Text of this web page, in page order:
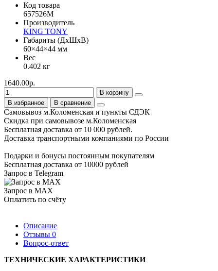
Код товара
657526M
Производитель
KING TONY
Габариты (ДхШхВ)
60×44×44 мм
Вес
0.402 кг
1640.00р.
В корзину
В избранное
В сравнение
Самовывоз м.Коломенская и пункты СДЭК
Скидка при самовывозе м.Коломенская
Бесплатная доставка от 10 000 рублей.
Доставка транспортными компаниями по России
Подарки и бонусы постоянным покупателям
Бесплатная доставка от 10000 рублей
Запрос в Telegram
Запрос в MAX
Оплатить по счёту
Описание
Отзывы 0
Вопрос-ответ
ТЕХНИЧЕСКИЕ ХАРАКТЕРИСТИКИ